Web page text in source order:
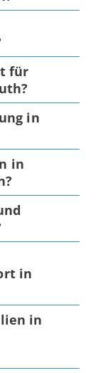
für
in
in
in
in